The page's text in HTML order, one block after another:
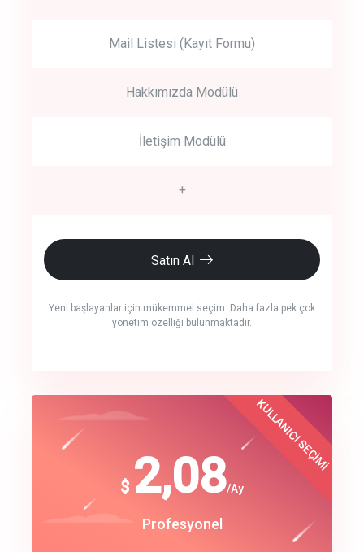
Mail Listesi (Kayıt Formu)
Hakkımızda Modülü
İletişim Modülü
+
Satın Al
Yeni başlayanlar için mükemmel seçim. Daha fazla pek çok
yönetim özelliği bulunmaktadır.
crm auto cync
track energy costs
$ 2,08/Ay
Profesyonel
KULLANICI SEÇİMİ
$
180
Start Up
Best Choice